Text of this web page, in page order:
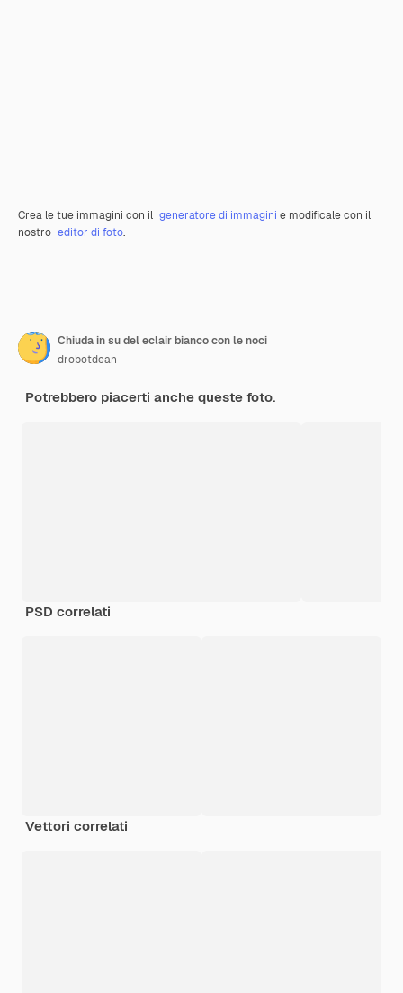
Crea le tue immagini con il generatore di immagini e modificale con il
nostro editor di foto.
Chiuda in su del eclair bianco con le noci
drobotdean
Potrebbero piacerti anche queste foto.
PSD correlati
Vettori correlati